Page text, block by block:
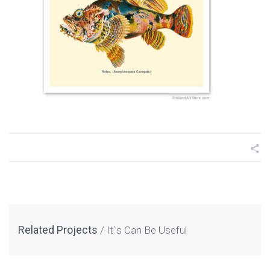
Related Projects It`s Can Be Useful